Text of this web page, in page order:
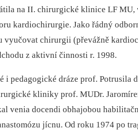
na II. chirurgické klinice LF
kardiochirurgie. Jako řádný
chirurgii (převážně
z aktivní činnosti r. 1998.
i pedagogické dráze prof. Potrusila
kliniky prof. MUDr.
venia docendi obhajobou
jícnu. Od roku 1974 po